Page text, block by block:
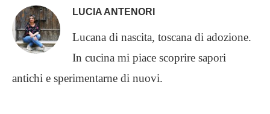
LUCIA ANTENORI
Lucana di nascita, toscana di adozione.
In cucina mi piace scoprire sapori
antichi e sperimentarne di nuovi.